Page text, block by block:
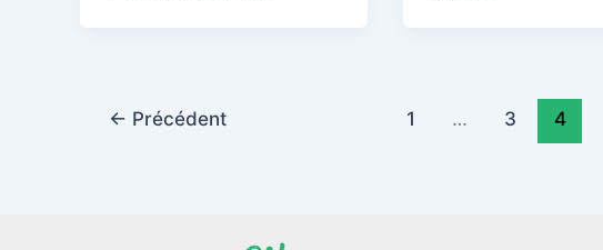
← Précédent 1 … 3 4